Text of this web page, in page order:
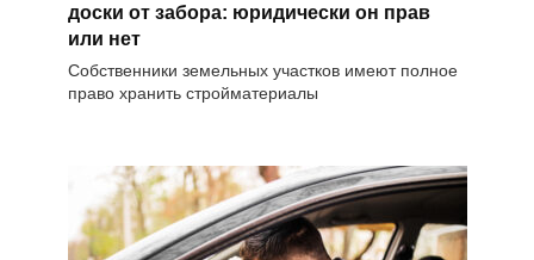
доски от забора: юридически он прав
или нет
Собственники земельных участков имеют полное
право хранить стройматериалы